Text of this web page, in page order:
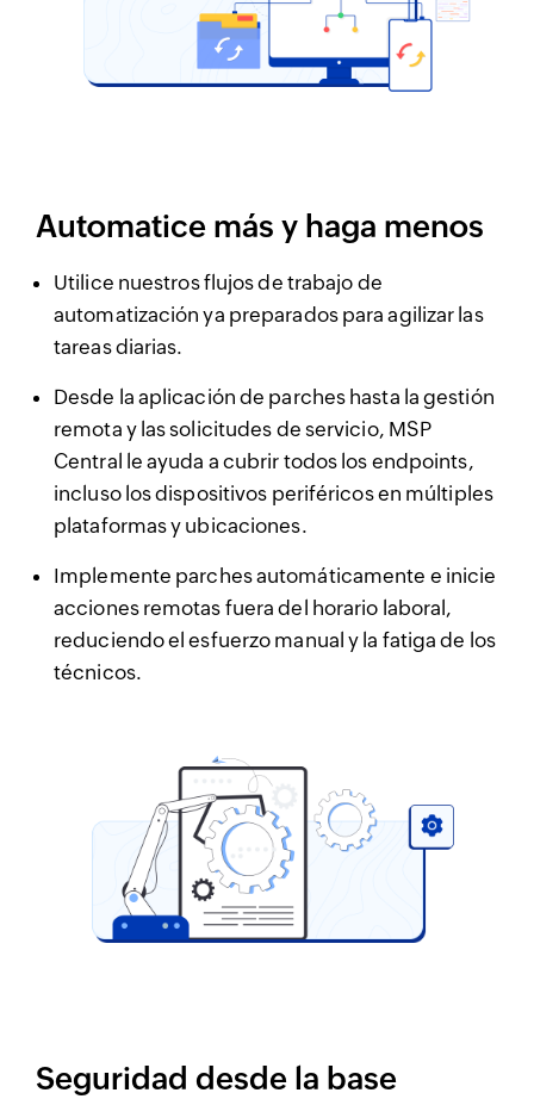
Automatice más y haga menos
Utilice nuestros flujos de trabajo de
automatización ya preparados para agilizar las
tareas diarias.
Desde la aplicación de parches hasta la gestión
remota y las solicitudes de servicio, MSP
Central le ayuda a cubrir todos los endpoints,
incluso los dispositivos periféricos en múltiples
plataformas y ubicaciones.
Implemente parches automáticamente e inicie
acciones remotas fuera del horario laboral,
reduciendo el esfuerzo manual y la fatiga de los
técnicos.
Seguridad desde la base